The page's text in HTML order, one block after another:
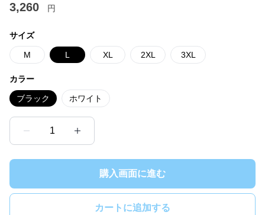
3,260 円
サイズ
M L XL 2XL 3XL
カラー
ブラック ホワイト
1
購入画面に進む
カートに追加する